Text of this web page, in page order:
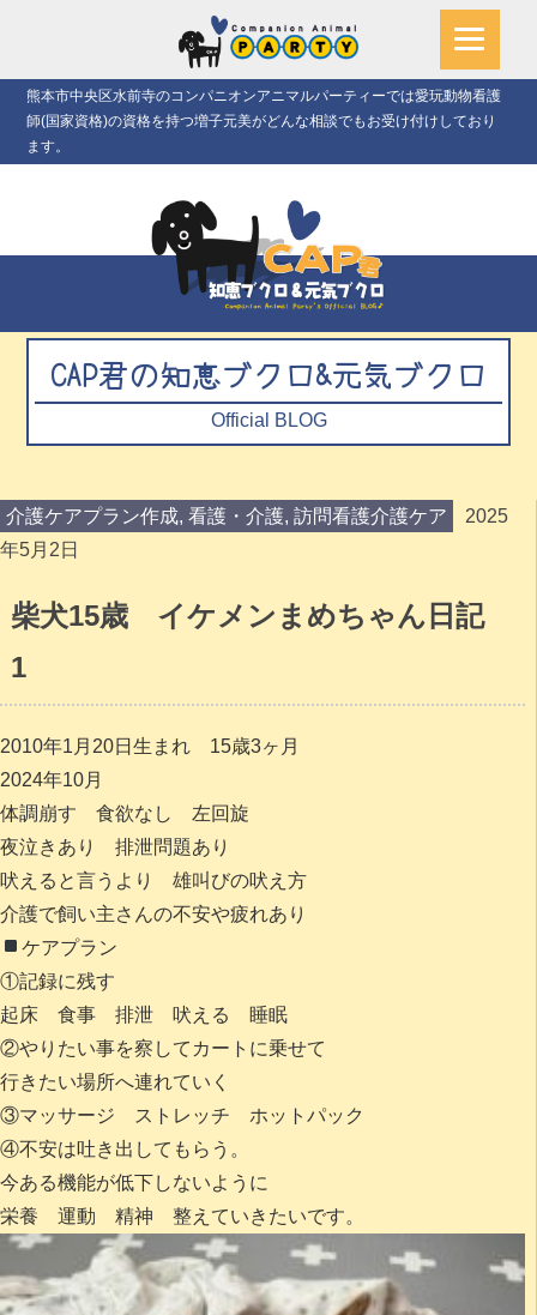
熊本市中央区水前寺のコンパニオンアニマルパーティーでは愛玩動物看護
師(国家資格)の資格を持つ増子元美がどんな相談でもお受け付けしており
ます。
CAP君の知恵ブクロ&元気ブクロ
Official BLOG
介護ケアプラン作成, 看護・介護, 訪問看護介護ケア
2025
年5月2日
柴犬15歳 イケメンまめちゃん日記
1
2010年1月20日生まれ 15歳3ヶ月
2024年10月
体調崩す 食欲なし 左回旋
夜泣きあり 排泄問題あり
吠えると言うより 雄叫びの吠え方
介護で飼い主さんの不安や疲れあり
ケアプラン
①記録に残す
起床 食事 排泄 吠える 睡眠
②やりたい事を察してカートに乗せて
行きたい場所へ連れていく
③マッサージ ストレッチ ホットパック
④不安は吐き出してもらう。
今ある機能が低下しないように
栄養 運動 精神 整えていきたいです。